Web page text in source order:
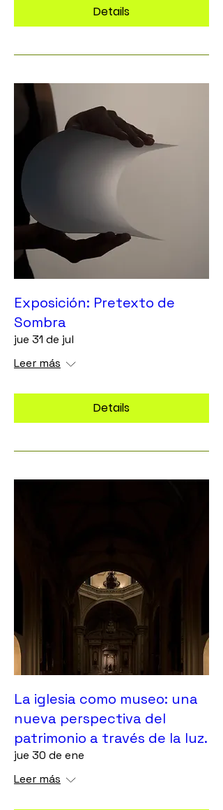
Details
Exposición: Pretexto de
Sombra
jue 31 de jul
Leer más
Details
La iglesia como museo: una
nueva perspectiva del
patrimonio a través de la luz.
jue 30 de ene
Leer más